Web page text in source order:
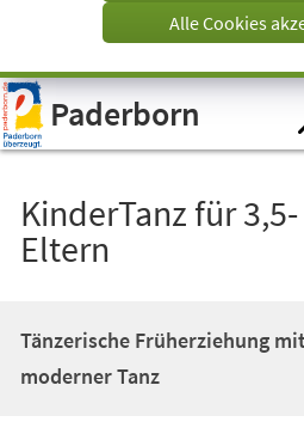
Visuelle
Assistenzsoftware
öffnen.
Alle Cookies
Paderborn
KinderTanz für
Eltern
Tänzerische Früherziehung
moderner Tanz